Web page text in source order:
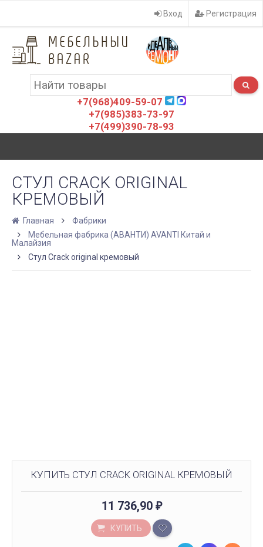
Вход Регистрация
+7(968)409-59-07
+7(985)383-73-97
+7(499)390-78-93
СТУЛ CRACK ORIGINAL
КРЕМОВЫЙ
Главная
Фабрики
Мебельная фабрика (АВАНТИ) AVANTI Китай и
Малайзия
Стул Crack original кремовый
КУПИТЬ СТУЛ CRACK ORIGINAL КРЕМОВЫЙ
11 736,90 ₽
КУПИТЬ